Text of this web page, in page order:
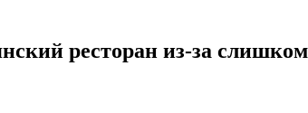
ресторан из-за